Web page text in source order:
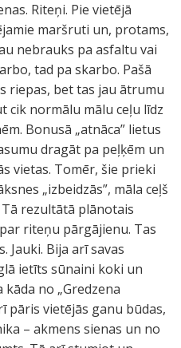
Riteņi. Pie vietējā
maršruti un, protams,
nebrauks pa asfaltu vai
tad pa skarbo. Pašā
riepas, bet tas jau ātrumu
cik normālu mālu ceļu līdz
Bonusā „atnāca” lietus
dragāt pa peļķēm un
vietas. Tomēr, šie prieki
„izbeidzās”, māla ceļš
rezultātā plānotais
riteņu pārgājienu. Tas
Jauki. Bija arī savas
ietīts sūnaini koki un
no „Gredzena
pāris vietējās ganu būdas,
– akmens sienas un no